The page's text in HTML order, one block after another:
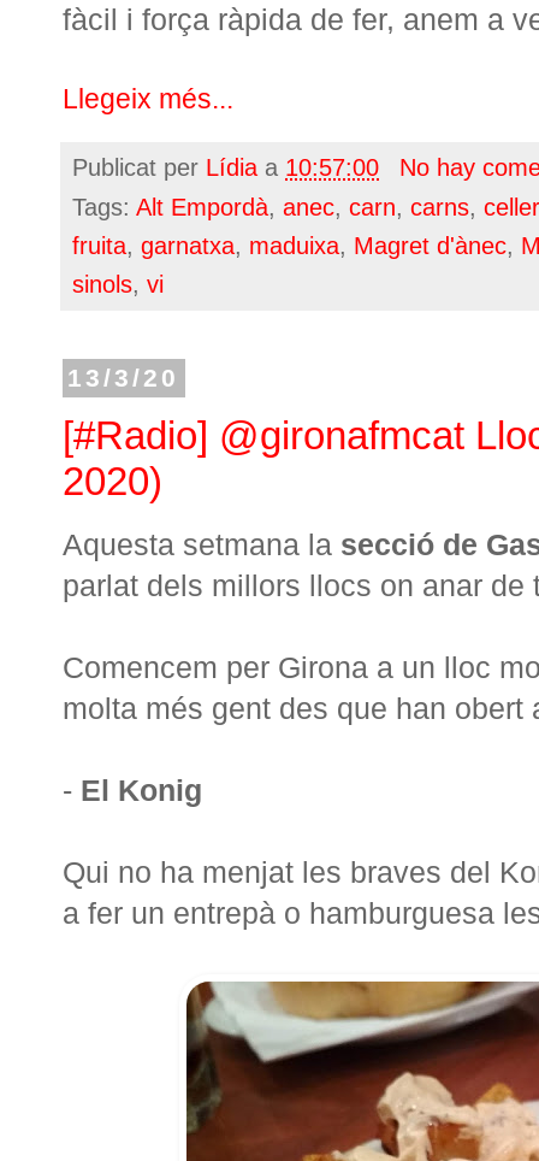
fàcil i força ràpida de fer, anem a
Llegeix més...
Publicat per Lídia a 10:57:00
No hay
Tags: Alt Empordà, anec, carn, carns, celler
fruita, garnatxa, maduixa, Magret d'ànec,
sinols, vi
13/3/20
[#Radio] @gironafmcat
2020)
Aquesta setmana la secció de
parlat dels millors llocs on anar
Comencem per Girona a un lloc
molta més gent des que han obert
- El Konig
Qui no ha menjat les braves del
a fer un entrepà o hamburguesa